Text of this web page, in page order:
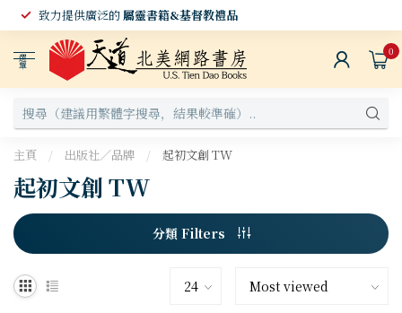
致力提供廣泛的屬靈書籍&基督教禮品
選
單
0
主頁 / 出版社／品牌 / 起初文創 TW
起初文創 TW
分類 Filters